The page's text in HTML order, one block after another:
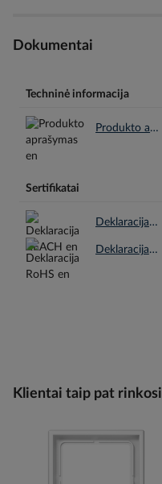
Dokumentai
Techninė informacija
Produkto aprašymas en.pdf
Sertifikatai
Deklaracija REACH en.pdf
Deklaracija RoHS en.pdf
Klientai taip pat rinkosi